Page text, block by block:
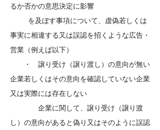
るか否かの意思決定に影響
を及ぼす事項について、虚偽若しくは
事実に相違する又は誤認を招くような広告・
営業（例えば以下）
・ 譲り受け（譲り渡し）の意向が無い
企業若しくはその意向を確認していない企業
又は実際には存在しない
企業に関して、譲り受け（譲り渡
し）の意向があると偽り又はそのように誤認